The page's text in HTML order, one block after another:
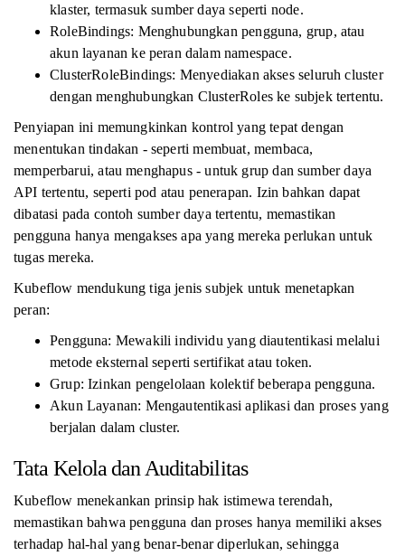
klaster, termasuk sumber daya seperti node.
RoleBindings: Menghubungkan pengguna, grup, atau
akun layanan ke peran dalam namespace.
ClusterRoleBindings: Menyediakan akses seluruh cluster
dengan menghubungkan ClusterRoles ke subjek tertentu.
Penyiapan ini memungkinkan kontrol yang tepat dengan
menentukan tindakan - seperti membuat, membaca,
memperbarui, atau menghapus - untuk grup dan sumber daya
API tertentu, seperti pod atau penerapan. Izin bahkan dapat
dibatasi pada contoh sumber daya tertentu, memastikan
pengguna hanya mengakses apa yang mereka perlukan untuk
tugas mereka.
Kubeflow mendukung tiga jenis subjek untuk menetapkan
peran:
Pengguna: Mewakili individu yang diautentikasi melalui
metode eksternal seperti sertifikat atau token.
Grup: Izinkan pengelolaan kolektif beberapa pengguna.
Akun Layanan: Mengautentikasi aplikasi dan proses yang
berjalan dalam cluster.
Tata Kelola dan Auditabilitas
Kubeflow menekankan prinsip hak istimewa terendah,
memastikan bahwa pengguna dan proses hanya memiliki akses
terhadap hal-hal yang benar-benar diperlukan, sehingga